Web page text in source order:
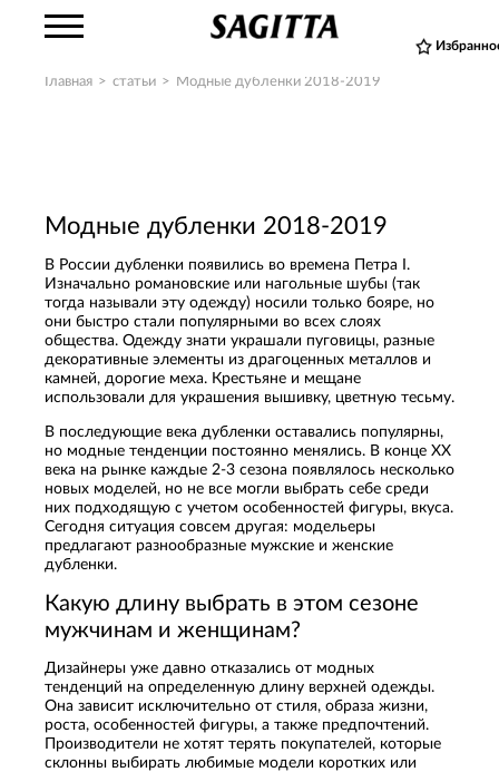
Главная > статьи > Модные дубленки 2018-2019
Модные дубленки 2018-2019
В России дубленки появились во времена Петра І.
Изначально романовские или нагольные шубы (так
тогда называли эту одежду) носили только бояре, но
они быстро стали популярными во всех слоях
общества. Одежду знати украшали пуговицы, разные
декоративные элементы из драгоценных металлов и
камней, дорогие меха. Крестьяне и мещане
использовали для украшения вышивку, цветную тесьму.
В последующие века дубленки оставались популярны,
но модные тенденции постоянно менялись. В конце ХХ
века на рынке каждые 2-3 сезона появлялось несколько
новых моделей, но не все могли выбрать себе среди
них подходящую с учетом особенностей фигуры, вкуса.
Сегодня ситуация совсем другая: модельеры
предлагают разнообразные мужские и женские
дубленки.
Какую длину выбрать в этом сезоне
мужчинам и женщинам?
Дизайнеры уже давно отказались от модных
тенденций на определенную длину верхней одежды.
Она зависит исключительно от стиля, образа жизни,
роста, особенностей фигуры, а также предпочтений.
Производители не хотят терять покупателей, которые
склонны выбирать любимые модели коротких или